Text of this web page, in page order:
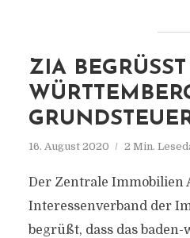
ZIA BEGRÜSST
16. August 2020 2 Min.
Der Zentrale Immobilien
Interessenverband der
begrüßt, dass das